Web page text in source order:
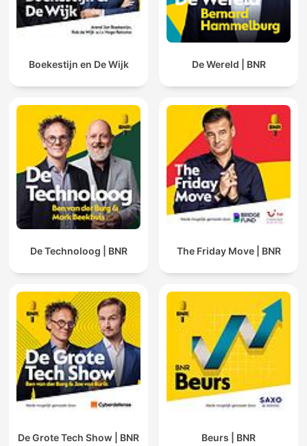
Boekestijn en De Wijk De Wereld | BNR
De Technoloog | BNR The Friday Move | BNR
De Grote Tech Show | BNR Beurs | BNR